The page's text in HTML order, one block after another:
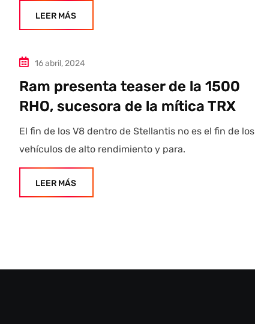
LEER MÁS
16 abril, 2024
Ram presenta teaser de la 1500
RHO, sucesora de la mítica TRX
El fin de los V8 dentro de Stellantis no es el fin de los
vehículos de alto rendimiento y para.
LEER MÁS